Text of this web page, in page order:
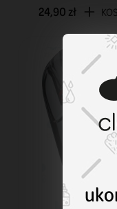
24,90 zł